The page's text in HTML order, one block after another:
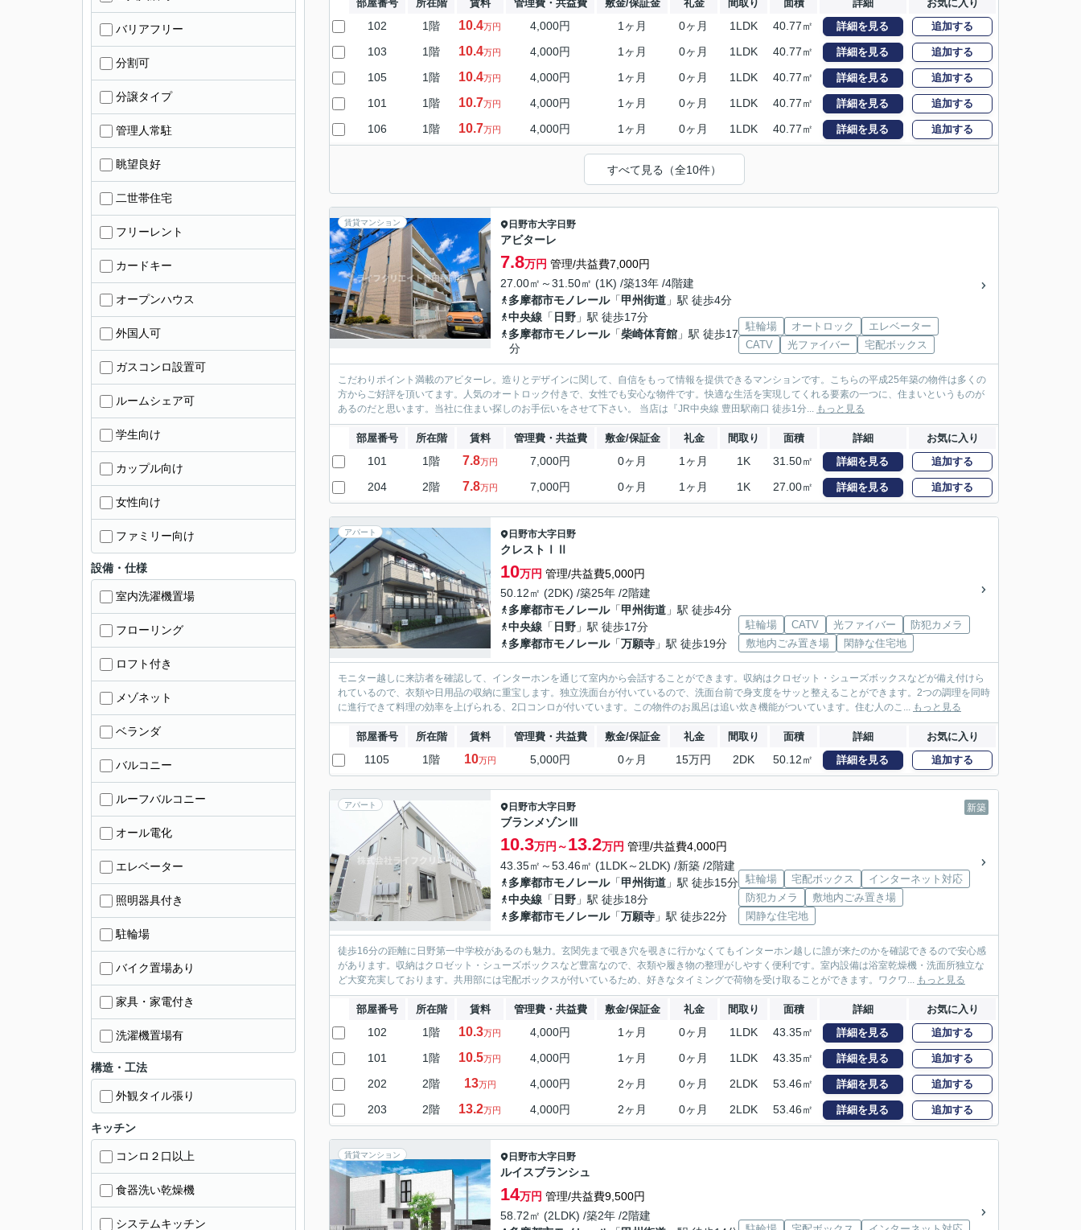
部屋番号 所在階 賃料 管理費・共益費 敷金/保証金 礼金 間取り 面積 詳細 お気に入り
102 1階 10.4万円 4,000円 1ヶ月 0ヶ月 1LDK 40.77㎡ 詳細を見る 追加する
103 1階 10.4万円 4,000円 1ヶ月 0ヶ月 1LDK 40.77㎡ 詳細を見る 追加する
105 1階 10.4万円 4,000円 1ヶ月 0ヶ月 1LDK 40.77㎡ 詳細を見る 追加する
101 1階 10.7万円 4,000円 1ヶ月 0ヶ月 1LDK 40.77㎡ 詳細を見る 追加する
106 1階 10.7万円 4,000円 1ヶ月 0ヶ月 1LDK 40.77㎡ 詳細を見る 追加する
すべて見る（全10件）
賃貸マンション 日野市大字日野
アビターレ
7.8万円 管理/共益費7,000円
27.00㎡～31.50㎡ (1K) /築13年 /4階建
多摩都市モノレール「甲州街道 」駅 徒歩4分
中央線 「 日野 」駅 徒歩17分
多摩都市モノレール「柴崎体育館 」駅 徒歩17
分
駐輪場 オートロック
エレベーター
CATV
光ファイバー 宅配ボックス
こだわりポイント満載のアビターレ。造りとデザインに関して、自信をもって情報を提供できるマンションです。こちらの平成25年築の物件は多くの
方からご好評を頂いてます。人気のオートロック付きで、女性でも安心な物件です。快適な生活を実現してくれる要素の一つに、住まいというものが
あるのだと思います。当社に住まい探しのお手伝いをさせて下さい。 当店は『JR中央線 豊田駅南口 徒歩1分... もっと見る
部屋番号 所在階 賃料 管理費・共益費 敷金/保証金 礼金 間取り 面積 詳細 お気に入り
101 1階 7.8万円 7,000円 0ヶ月 1ヶ月 1K 31.50㎡ 詳細を見る 追加する
204 2階 7.8万円 7,000円 0ヶ月 1ヶ月 1K 27.00㎡ 詳細を見る 追加する
アパート 日野市大字日野
クレストⅠⅡ
10万円 管理/共益費5,000円
50.12㎡ (2DK) /築25年 /2階建
多摩都市モノレール「甲州街道 」駅 徒歩4分
中央線 「 日野 」駅 徒歩17分
多摩都市モノレール「万願寺 」駅 徒歩19分
駐輪場 CATV 光ファイバー
防犯カメラ
敷地内ごみ置き場
閑静な住宅地
モニター越しに来訪者を確認して、インターホンを通じて室内から会話することができます。収納はクロゼット・シューズボックスなどが備え付けら
れているので、衣類や日用品の収納に重宝します。独立洗面台が付いているので、洗面台前で身支度をサッと整えることができます。2つの調理を同時
に進行できて料理の効率を上げられる、2口コンロが付いています。この物件のお風呂は追い炊き機能がついています。住む人のこ... もっと見る
部屋番号 所在階 賃料 管理費・共益費 敷金/保証金 礼金 間取り 面積 詳細 お気に入り
1105 1階 10万円 5,000円 0ヶ月 15万円 2DK 50.12㎡ 詳細を見る 追加する
アパート 新築
日野市大字日野
ブランメゾンⅢ
10.3万円～13.2万円 管理/共益費4,000円
43.35㎡～53.46㎡ (1LDK～2LDK) /新築 /2階建
多摩都市モノレール「甲州街道 」駅 徒歩15分
中央線 「 日野 」駅 徒歩18分
多摩都市モノレール「万願寺 」駅 徒歩22分
駐輪場 宅配ボックス
インターネット対応
防犯カメラ
敷地内ごみ置き場
閑静な住宅地
徒歩16分の距離に日野第一中学校があるのも魅力。玄関先まで覗き穴を覗きに行かなくてもインターホン越しに誰が来たのかを確認できるので安心感
があります。収納はクロゼット・シューズボックスなど豊富なので、衣類や履き物の整理がしやすく便利です。室内設備は浴室乾燥機・洗面所独立な
ど大変充実しております。共用部には宅配ボックスが付いているため、好きなタイミングで荷物を受け取ることができます。ワクワ... もっと見る
部屋番号 所在階 賃料 管理費・共益費 敷金/保証金 礼金 間取り 面積 詳細 お気に入り
102 1階 10.3万円 4,000円 1ヶ月 0ヶ月 1LDK 43.35㎡ 詳細を見る 追加する
101 1階 10.5万円 4,000円 1ヶ月 0ヶ月 1LDK 43.35㎡ 詳細を見る 追加する
202 2階 13万円 4,000円 2ヶ月 0ヶ月 2LDK 53.46㎡ 詳細を見る 追加する
203 2階 13.2万円 4,000円 2ヶ月 0ヶ月 2LDK 53.46㎡ 詳細を見る 追加する
賃貸マンション 日野市大字日野
ルイスブランシュ
14万円 管理/共益費9,500円
58.72㎡ (2LDK) /築2年 /2階建
バリアフリー
分割可
分譲タイプ
管理人常駐
眺望良好
二世帯住宅
フリーレント
カードキー
オープンハウス
外国人可
ガスコンロ設置可
ルームシェア可
学生向け
カップル向け
女性向け
ファミリー向け
設備・仕様
室内洗濯機置場
フローリング
ロフト付き
メゾネット
ベランダ
バルコニー
ルーフバルコニー
オール電化
エレベーター
照明器具付き
駐輪場
バイク置場あり
家具・家電付き
洗濯機置場有
構造・工法
外観タイル張り
キッチン
コンロ２口以上
食器洗い乾燥機
システムキッチン